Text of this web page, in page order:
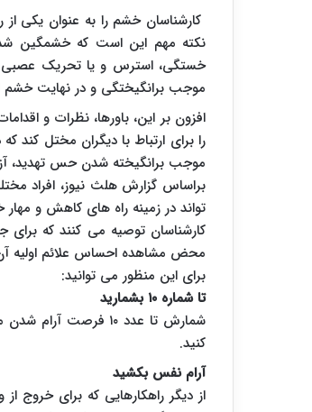
کارشناسان خشم را به عنوان یکی
نکته مهم این است که خشمگین
خستگی، استرس و یا تحریک عصبی
موجب برانگیختگی و در نهایت خشم
افزون بر این، باورها، نظرات و
را برای ارتباط با دیگران مختل کند
موجب برانگیخته شدن حس تهدید،
براساس گزارش هلث نیوز، افراد
تواند در زمینه راه های کاهش و
کارشناسان توصیه می کنند که برای
محض مشاهده احساس علائم اولیه
برای این منظور می توانید:
تا شماره ۱۰ بشمارید
شمارش تا عدد ۱۰
کنید.
آرام نفس بکشید
از دیگر راهکارهایی که برای خروج